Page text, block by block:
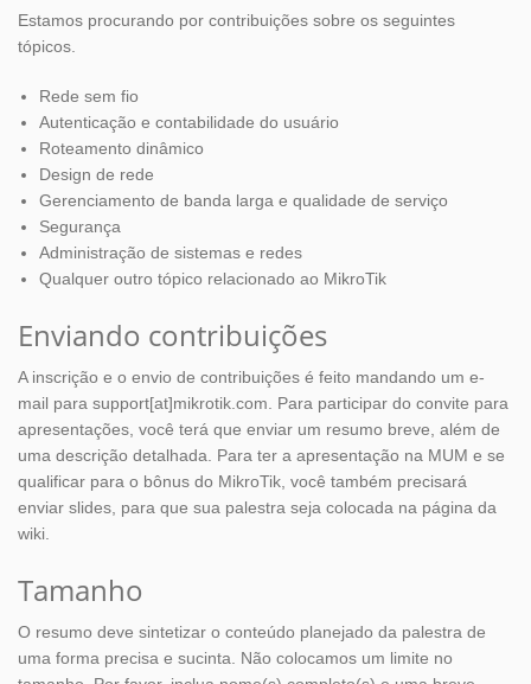
Estamos procurando por contribuições sobre os seguintes
tópicos.
Rede sem fio
Autenticação e contabilidade do usuário
Roteamento dinâmico
Design de rede
Gerenciamento de banda larga e qualidade de serviço
Segurança
Administração de sistemas e redes
Qualquer outro tópico relacionado ao MikroTik
Enviando contribuições
A inscrição e o envio de contribuições é feito mandando um e-
mail para support[at]mikrotik.com. Para participar do convite para
apresentações, você terá que enviar um resumo breve, além de
uma descrição detalhada. Para ter a apresentação na MUM e se
qualificar para o bônus do MikroTik, você também precisará
enviar slides, para que sua palestra seja colocada na página da
wiki.
Tamanho
O resumo deve sintetizar o conteúdo planejado da palestra de
uma forma precisa e sucinta. Não colocamos um limite no